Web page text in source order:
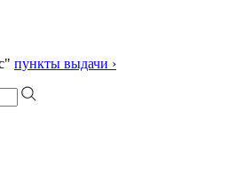
пункты выдачи ›